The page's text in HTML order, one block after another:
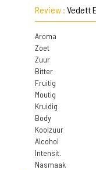
Review : Vedett
Aroma
Zoet
Zuur
Bitter
Fruitig
Moutig
Kruidig
Body
Koolzuur
Alcohol
Intensit.
Nasmaak